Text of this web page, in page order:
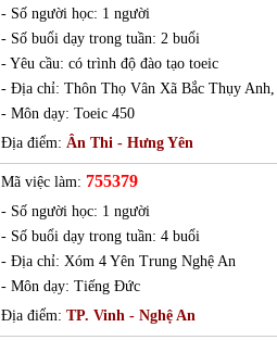
- Số người học: 1 người
- Số buổi dạy trong tuần: 2 buổi
- Yêu cầu: có trình độ đào tạo toeic
- Địa chỉ: Thôn Thọ Vân Xã Bắc Thụy
- Môn dạy: Toeic 450
Địa điểm: Ân Thi - Hưng Yên
Mã việc làm: 755379
- Số người học: 1 người
- Số buổi dạy trong tuần: 4 buổi
- Địa chỉ: Xóm 4 Yên Trung Nghệ An
- Môn dạy: Tiếng Đức
Địa điểm: TP. Vinh - Nghệ An